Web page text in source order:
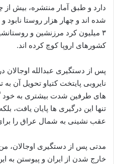
دارد و طبق آمار منتشره، بیش
شده اند و چهار هزار روستا نابود
۳ میلیون کرد مرزنشین و
کشورهای اروپا کوچ کرده اند.
نایروبی پایتخت کتیاو تحویل آن
های طرفین شدت بیشتری به خود
تنها این درگیری ها پایان یافت،
عقب نشینی به شمال عراق را
مدتی پس از دستگیری اوجالان،
خارج شدن از ایران و پیوستن به